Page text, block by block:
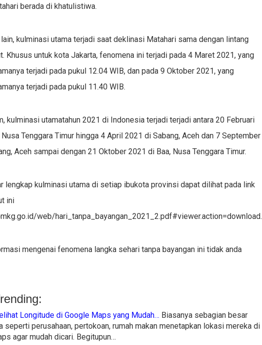
berada di khatulistiwa.
kulminasi utama terjadi saat deklinasi Matahari sama dengan lintang
Khusus untuk kota Jakarta, fenomena ini terjadi pada 4 Maret 2021, yang
terjadi pada pukul 12.04 WIB, dan pada 9 Oktober 2021, yang
terjadi pada pukul 11.40 WIB.
kulminasi utamatahun 2021 di Indonesia terjadi terjadi antara 20 Februari
Tenggara Timur hingga 4 April 2021 di Sabang, Aceh dan 7 September
Aceh sampai dengan 21 Oktober 2021 di Baa, Nusa Tenggara Timur.
lengkap kulminasi utama di setiap ibukota provinsi dapat dilihat pada link
ini
web/hari_tanpa_bayangan_2021_2.pdf#viewer.action=download.
mengenai fenomena langka sehari tanpa bayangan ini tidak anda
Longitude di Google Maps yang Mudah… Biasanya sebagian besar
seperti perusahaan, pertokoan, rumah makan menetapkan lokasi mereka di
agar mudah dicari. Begitupun…